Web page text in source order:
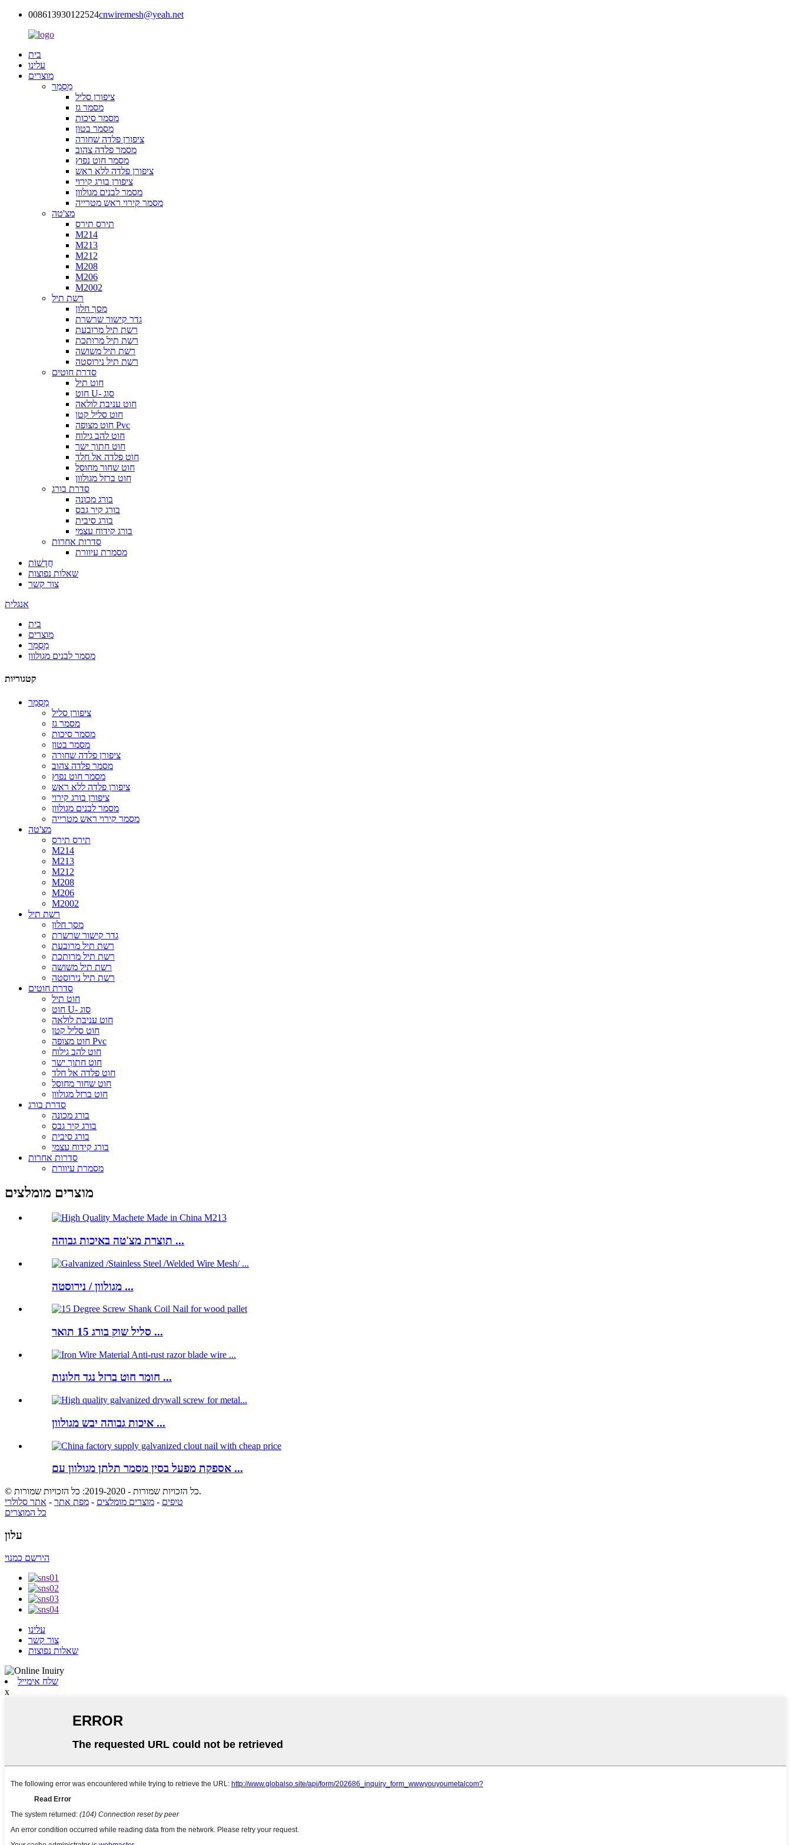
008613930122524cnwiremesh@yeah.net
בית
עלינו
מוצרים
מַסְמֵר
ציפורן סליל
מסמר גז
מסמר סיכות
מסמר בטון
ציפורן פלדה שחורה
מסמר פלדה צהוב
מסמר חוט נפוץ
ציפורן פלדה ללא ראש
ציפורן בורג קירוי
מסמר לבנים מגולוון
מסמר קירוי ראש מטרייה
מצ'טה
תירס תירס
M214
M213
M212
M208
M206
M2002
רשת תיל
מסך חלון
גדר קישור שרשרת
רשת תיל מרובעת
רשת תיל מרותכת
רשת תיל משושה
רשת תיל נירוסטה
סדרת חוטים
חוט תיל
חוט U- סוג
חוט עניבת לולאה
חוט סליל קטן
חוט מצופה Pvc
חוט להב גילוח
חוט חתוך ישר
חוט פלדה אל חלד
חוט שחור מחוסל
חוט ברזל מגולוון
סדרת בורג
בורג מכונה
בורג קיר גבס
בורג סיבית
בורג קידוח עצמי
סדרות אחרות
מסמרת עיוורת
חֲדָשׁוֹת
שאלות נפוצות
צור קשר
אנגלית
בית
מוצרים
מַסְמֵר
מסמר לבנים מגולוון
קטגוריות
מַסְמֵר
ציפורן סליל
מסמר גז
מסמר סיכות
מסמר בטון
ציפורן פלדה שחורה
מסמר פלדה צהוב
מסמר חוט נפוץ
ציפורן פלדה ללא ראש
ציפורן בורג קירוי
מסמר לבנים מגולוון
מסמר קירוי ראש מטרייה
מצ'טה
תירס תירס
M214
M213
M212
M208
M206
M2002
רשת תיל
מסך חלון
גדר קישור שרשרת
רשת תיל מרובעת
רשת תיל מרותכת
רשת תיל משושה
רשת תיל נירוסטה
סדרת חוטים
חוט תיל
חוט U- סוג
חוט עניבת לולאה
חוט סליל קטן
חוט מצופה Pvc
חוט להב גילוח
חוט חתוך ישר
חוט פלדה אל חלד
חוט שחור מחוסל
חוט ברזל מגולוון
סדרת בורג
בורג מכונה
בורג קיר גבס
בורג סיבית
בורג קידוח עצמי
סדרות אחרות
מסמרת עיוורת
מוצרים מומלצים
תוצרת מצ'טה באיכות גבוהה ...
מגולוון / נירוסטה ...
סליל שוק בורג 15 תואר ...
חומר חוט ברזל נגד חלונות ...
איכות גבוהה יבש מגולוון ...
אספקת מפעל בסין מסמר תלתן מגולוון עם ...
© כל הזכויות שמורות - 2019-2020: כל הזכויות שמורות.
טיפים - מוצרים מומלצים - מפת אתר - אתר סלולרי
כל המוצרים
עלון
הירשם כמנוי
עלינו
צור קשר
שאלות נפוצות
שלח אימייל
x